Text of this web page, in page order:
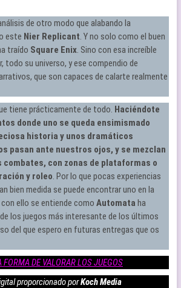
de otro modo que alabando la
este Nier Replicant. Y no solo como el buen
traído Square Enix. Sino con esa increíble
todo su universo, y ese compendio de
que son capaces de calarte realmente
tiene prácticamente de todo. Haciéndote
donde uno se queda ensimismado
historia y unos dramáticos
pasan ante nuestros ojos, y se mezclan
con zonas de plataformas o
y roleo. Por lo que pocas experiencias
bien medida se puede encontrar uno en la
ello se entiende como Automata ha
los juegos más interesante de los últimos
del que espero en futuras entregas que os
FORMA DE VALORAR LOS JUEGOS
proporcionado porKoch Media